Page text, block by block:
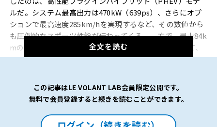
ルだ。システム最高出力は470kW（639ps）、さらにオプ
ションで最高速度285km/hを実現するなど、その数値から
も圧倒的なスポーツ性能が伝わってくる。一方で、最大84k
mのEV走行距離を備えている点も見逃せない。果たして、
このRS 5は日常性とスポーツ性能をどこまで高次元で両立
トリア・ザルツブルク州で開催された試乗会に参加した。
【画像39枚】異彩を放つカーボン・カモフラージュとは？
全文を読む
この記事はLE VOLANT LAB会員限定公開です。
無料で会員登録すると続きを読むことができます。